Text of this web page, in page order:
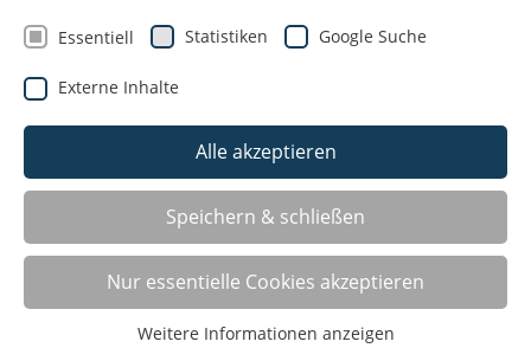
LISTE
Essentiell Statistiken Google Suche
Externe Inhalte
Alle akzeptieren
Speichern & schließen
Nur essentielle Cookies akzeptieren
Weitere Informationen anzeigen